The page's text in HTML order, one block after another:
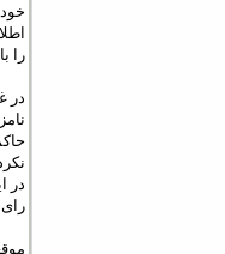
را
در